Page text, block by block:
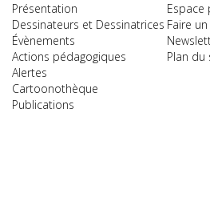
Présentation
Dessinateurs et Dessinatrices
Évènements
Actions pédagogiques
Alertes
Cartoonothèque
Publications
Espace
Faire
Plan du